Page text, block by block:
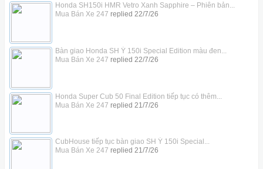
Honda SH150i HMR Vetro Xanh Sapphire – Phiên bản...
Mua Bán Xe 247 replied 22/7/26
Bàn giao Honda SH Ý 150i Special Edition màu đen...
Mua Bán Xe 247 replied 22/7/26
Honda Super Cub 50 Final Edition tiếp tục có thêm...
Mua Bán Xe 247 replied 21/7/26
CubHouse tiếp tục bàn giao SH Ý 150i Special...
Mua Bán Xe 247 replied 21/7/26